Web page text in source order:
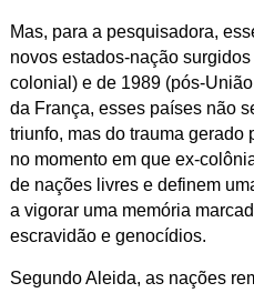
Mas, para a pesquisadora,
novos estados-nação
colonial) e de 1989 (pós-
da França, esses países não
triunfo, mas do trauma gerado
no momento em que ex-
de nações livres e definem
a vigorar uma memória
escravidão e genocídios.
Segundo Aleida, as nações